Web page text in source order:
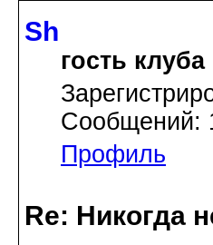
Sh
гость клуба
Сообщений:
Профиль
Re: Никогда